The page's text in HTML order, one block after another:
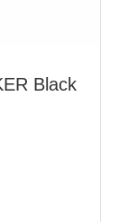
Black